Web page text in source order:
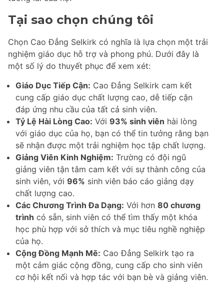
Tại sao chọn chúng tôi
Chọn Cao Đẳng Selkirk có nghĩa là lựa chọn một trải
nghiệm giáo dục hỗ trợ và phong phú. Dưới đây là
một số lý do thuyết phục để xem xét:
Giáo Dục Tiếp Cận: Cao Đẳng Selkirk cam kết
cung cấp giáo dục chất lượng cao, dễ tiếp cận
đáp ứng nhu cầu của tất cả sinh viên.
Tỷ Lệ Hài Lòng Cao: Với 93% sinh viên hài lòng
với giáo dục của họ, bạn có thể tin tưởng rằng bạn
sẽ nhận được một trải nghiệm học tập chất lượng.
Giảng Viên Kinh Nghiệm: Trường có đội ngũ
giảng viên tận tâm cam kết với sự thành công của
sinh viên, với 96% sinh viên báo cáo giảng dạy
chất lượng cao.
Các Chương Trình Đa Dạng: Với hơn 80 chương
trình có sẵn, sinh viên có thể tìm thấy một khóa
học phù hợp với sở thích và mục tiêu nghề nghiệp
của họ.
Cộng Đồng Mạnh Mẽ: Cao Đẳng Selkirk tạo ra
một cảm giác cộng đồng, cung cấp cho sinh viên
cơ hội kết nối và hợp tác với bạn bè và giảng viên.